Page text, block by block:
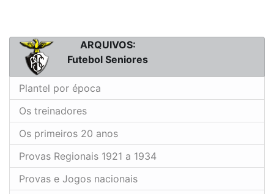
ARQUIVOS:
Futebol Seniores
Plantel por época
Os treinadores
Os primeiros 20 anos
Provas Regionais 1921 a 1934
Provas e Jogos nacionais